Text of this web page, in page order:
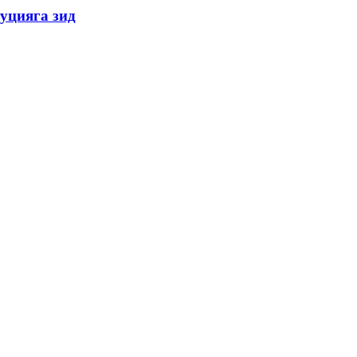
зид